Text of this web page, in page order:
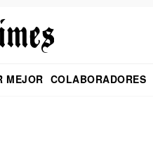
MEJOR COLABORADORES